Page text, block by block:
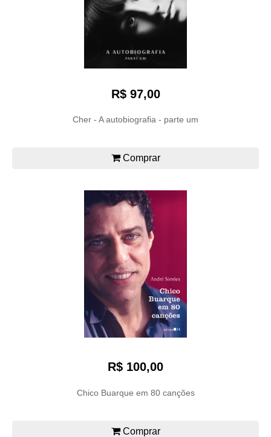
R$ 97,00
Cher - A autobiografia - parte um
Comprar
R$ 100,00
Chico Buarque em 80 canções
Comprar